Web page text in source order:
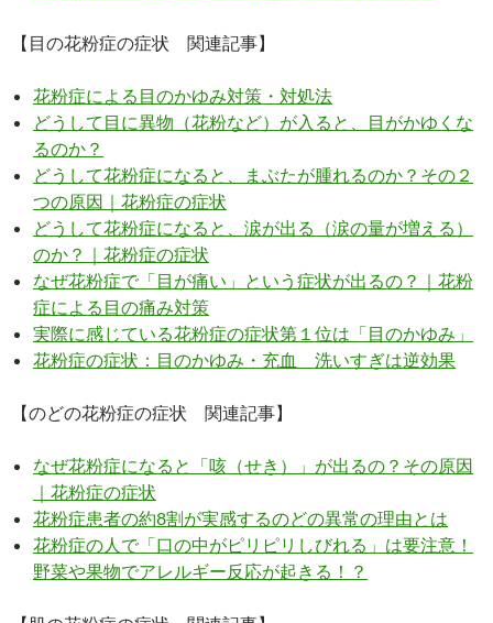
【目の花粉症の症状 関連記事】
花粉症による目のかゆみ対策・対処法
どうして目に異物（花粉など）が入ると、目がかゆくな
るのか？
どうして花粉症になると、まぶたが腫れるのか？その２
つの原因｜花粉症の症状
どうして花粉症になると、涙が出る（涙の量が増える）
のか？｜花粉症の症状
なぜ花粉症で「目が痛い」という症状が出るの？｜花粉
症による目の痛み対策
実際に感じている花粉症の症状第１位は「目のかゆみ」
花粉症の症状：目のかゆみ・充血 洗いすぎは逆効果
【のどの花粉症の症状 関連記事】
なぜ花粉症になると「咳（せき）」が出るの？その原因
｜花粉症の症状
花粉症患者の約8割が実感するのどの異常の理由とは
花粉症の人で「口の中がピリピリしびれる」は要注意！
野菜や果物でアレルギー反応が起きる！？